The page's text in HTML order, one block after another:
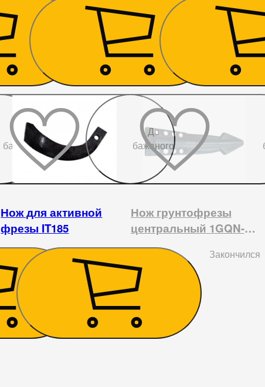
1 890 ₴ 1 890
До
бажаного
До
бажаного
Нож для активной
фрезы IT185
77₴
Нож грунтофрезы
центральный 1GQN-
125/140/150
Закончился